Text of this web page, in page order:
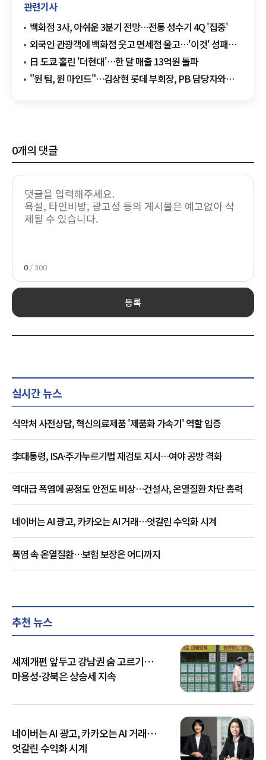
관련기사
백화점 3사, 아쉬운 3분기 전망…전통 성수기 4Q '집중'
외국인 관광객에 백화점 웃고 면세점 울고…'이것' 성패
갈랐다
日 도쿄 홀린 '더현대'…한 달 매출 13억원 돌파
"원 팀, 원 마인드"…김상현 롯데 부회장, PB 담당자와
0개의 댓글
0 / 300
등록
실시간 뉴스
식약처 사전상담, 혁신의료제품 '제품화 가속기' 역할 입증
李대통령, ISA·주가누르기법 재검토 지시…여야 공방 격화
역대급 폭염에 공정도 안전도 비상…건설사, 온열질환 차단 총력
네이버는 AI 광고, 카카오는 AI 거래…엇갈린 수익화 시계
폭염 속 온열질환…보험 보장은 어디까지
추천 뉴스
세제개편 앞두고 강남권 숨 고르기…
마용성·강북은 상승세 지속
네이버는 AI 광고, 카카오는 AI 거래…
엇갈린 수익화 시계